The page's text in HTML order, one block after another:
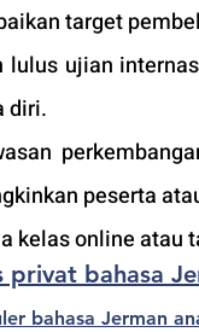
target
lulus ujian
diri.
peserta
kelas online atau
privat bahasa
bahasa Jerman